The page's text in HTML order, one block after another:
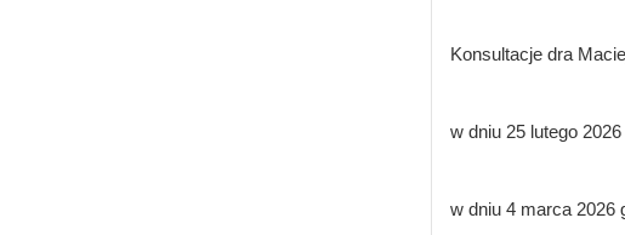
Konsultacje dra
w dniu 25 lutego
w dniu 4 marca 2026